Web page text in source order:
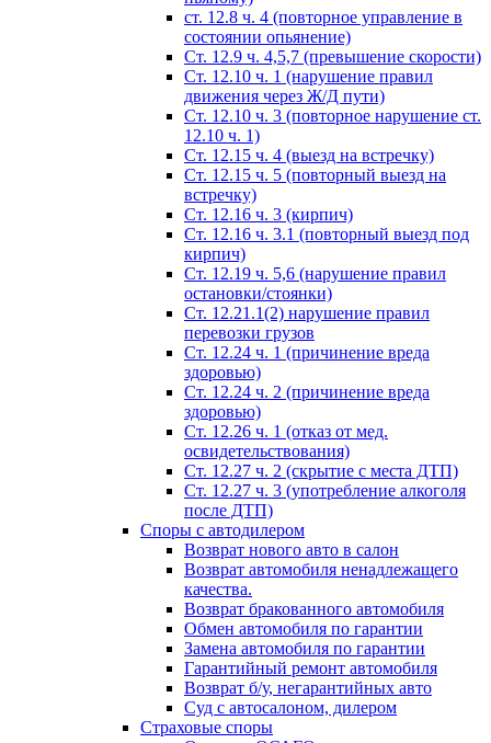
ст. 12.8 ч. 4 (повторное управление в
состоянии опьянение)
Ст. 12.9 ч. 4,5,7 (превышение скорости)
Ст. 12.10 ч. 1 (нарушение правил
движения через Ж/Д пути)
Ст. 12.10 ч. 3 (повторное нарушение ст.
12.10 ч. 1)
Ст. 12.15 ч. 4 (выезд на встречку)
Ст. 12.15 ч. 5 (повторный выезд на
встречку)
Ст. 12.16 ч. 3 (кирпич)
Ст. 12.16 ч. 3.1 (повторный выезд под
кирпич)
Ст. 12.19 ч. 5,6 (нарушение правил
остановки/стоянки)
Ст. 12.21.1(2) нарушение правил
перевозки грузов
Ст. 12.24 ч. 1 (причинение вреда
здоровью)
Ст. 12.24 ч. 2 (причинение вреда
здоровью)
Ст. 12.26 ч. 1 (отказ от мед.
освидетельствования)
Ст. 12.27 ч. 2 (скрытие с места ДТП)
Ст. 12.27 ч. 3 (употребление алкоголя
после ДТП)
Споры с автодилером
Возврат нового авто в салон
Возврат автомобиля ненадлежащего
качества.
Возврат бракованного автомобиля
Обмен автомобиля по гарантии
Замена автомобиля по гарантии
Гарантийный ремонт автомобиля
Возврат б/у, негарантийных авто
Суд с автосалоном, дилером
Страховые споры